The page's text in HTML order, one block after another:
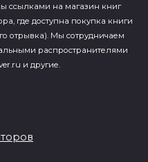
ссылками на магазин книг
где доступна покупка книги
отрывка). Мы сотрудничаем
распространителями
и другие.